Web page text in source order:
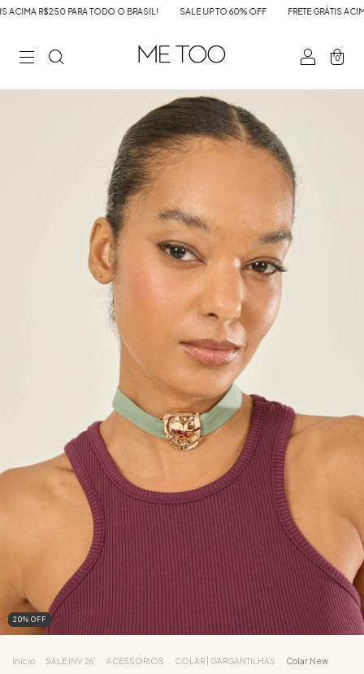
R$250 PARA TODO O BRASIL! SALE UP TO 60% OFF FRETE GRÁTIS ACIMA
0
20% OFF
Início SALE INV 26' ACESSÓRIOS COLAR | GARGANTILHAS Colar New